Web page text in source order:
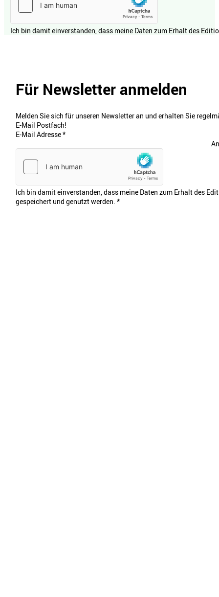
Ich bin damit einverstanden, dass meine Daten zum Erhalt des
Für Newsletter anmelden
Melden Sie sich für unseren Newsletter an und erhalten Sie
E-Mail Postfach!
E-Mail Adresse*
Ich bin damit einverstanden, dass meine Daten zum Erhalt des
gespeichert und genutzt werden. *